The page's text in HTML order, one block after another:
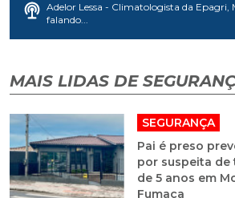
Adelor Lessa - Climatologista da Epagri,
falando...
MAIS LIDAS DE
SEGURANÇA
Pai é preso
por suspeita
de 5 anos em
Fumaça